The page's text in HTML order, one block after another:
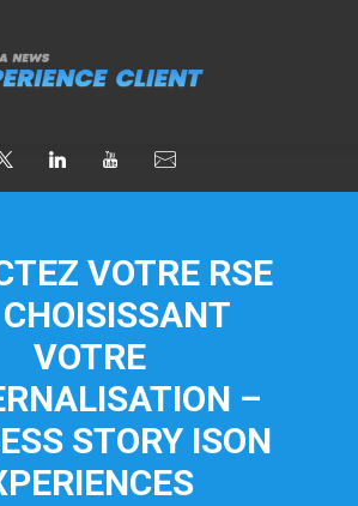
VOTRE RSE
VOTRE
–
STORY ISON